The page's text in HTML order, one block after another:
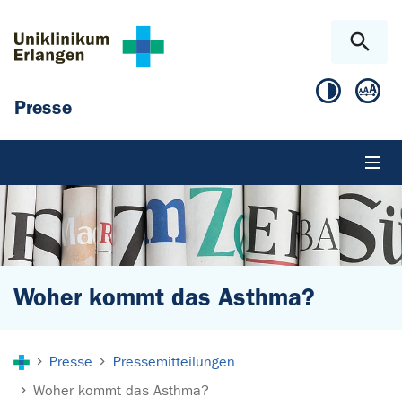
Presse
Woher kommt das Asthma?
Presse
Pressemitteilungen
Woher kommt das Asthma?